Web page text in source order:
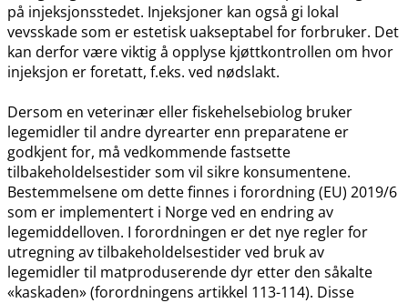
på injeksjonsstedet. Injeksjoner kan også gi lokal
vevsskade som er estetisk uakseptabel for forbruker. Det
kan derfor være viktig å opplyse kjøttkontrollen om hvor
injeksjon er foretatt, f.eks. ved nødslakt.
Dersom en veterinær eller fiskehelsebiolog bruker
legemidler til andre dyrearter enn preparatene er
godkjent for, må vedkommende fastsette
tilbakeholdelsestider som vil sikre konsumentene.
Bestemmelsene om dette finnes i forordning (EU) 2019/6
som er implementert i Norge ved en endring av
legemiddelloven. I forordningen er det nye regler for
utregning av tilbakeholdelsestider ved bruk av
legemidler til matproduserende dyr etter den såkalte
«kaskaden» (forordningens artikkel 113-114). Disse